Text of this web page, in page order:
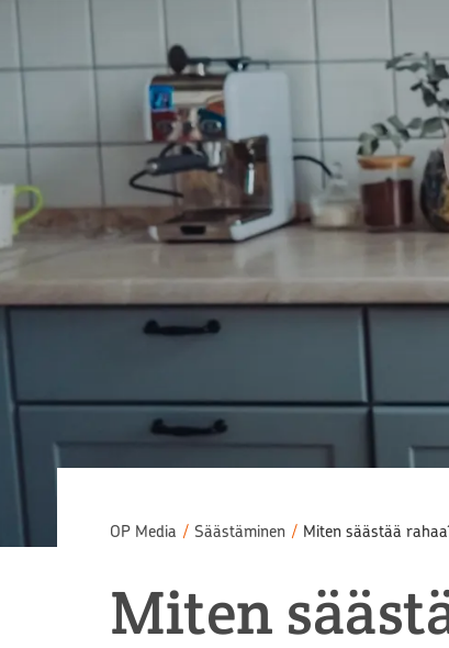
OP Media / Säästäminen / Miten säästää
Miten